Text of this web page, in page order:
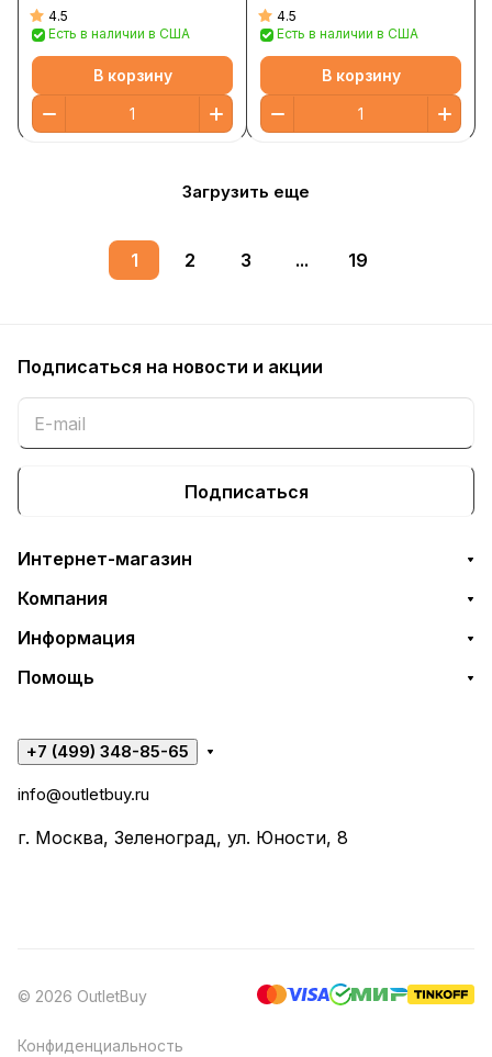
унции)
4.5
Есть в наличии в США
В корзину
жидк. Унции)
4.5
Есть в наличии в США
В корзину
Загрузить еще
1 2 3 ... 19
Подписаться на новости и акции
Подписаться
Интернет-магазин
Компания
Информация
Помощь
+7 (499) 348-85-65
info@outletbuy.ru
г. Москва, Зеленоград, ул. Юности, 8
© 2026 OutletBuy
Конфиденциальность